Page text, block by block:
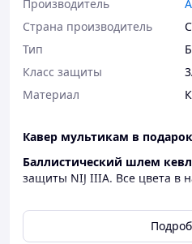
Производитель
Страна производитель
Тип
Класс защиты
Материал
Кавер мультикам в
Баллистический шлем
защиты NIJ IIIA. Все цвета в
шлемов Fast
износостойкостью,